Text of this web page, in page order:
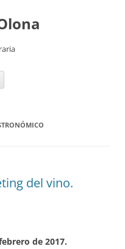
del vino.
de 2017.